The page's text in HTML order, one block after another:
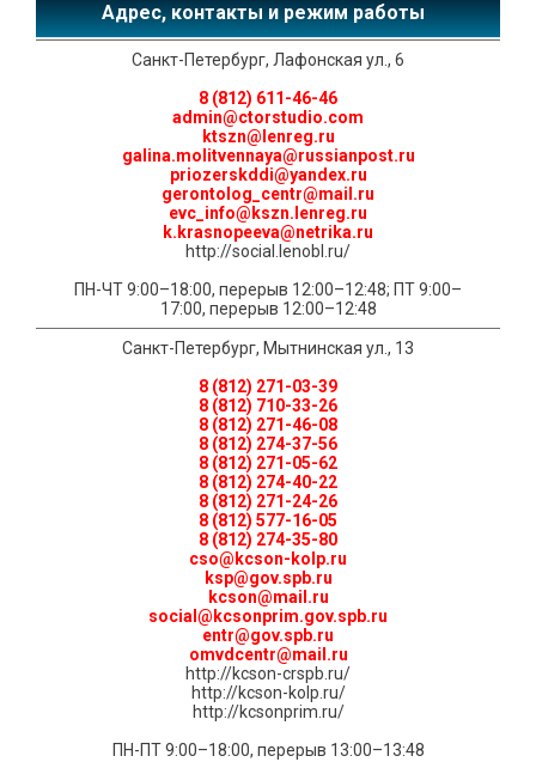
Адрес
Санкт-Петербург, Лафонская ул., 6
8 (812) 611-46-46
admin@ctorstudio.com
ktszn@lenreg.ru
galina.molitvennaya@russianpost.ru
priozerskddi@yandex.ru
gerontolog_centr@mail.ru
evc_info@kszn.lenreg.ru
k.krasnopeeva@netrika.ru
http://social.lenobl.ru/
ПН-ЧТ 9:00–18:00, перерыв 12:00–12:48; ПТ 9:00–
17:00, перерыв 12:00–12:48
Санкт-Петербург, Мытнинская ул., 13
8 (812) 271-03-39
8 (812) 710-33-26
8 (812) 271-46-08
8 (812) 274-37-56
8 (812) 271-05-62
8 (812) 274-40-22
8 (812) 271-24-26
8 (812) 577-16-05
8 (812) 274-35-80
cso@kcson-kolp.ru
ksp@gov.spb.ru
kcson@mail.ru
social@kcsonprim.gov.spb.ru
entr@gov.spb.ru
omvdcentr@mail.ru
http://kcson-crspb.ru/
http://kcson-kolp.ru/
http://kcsonprim.ru/
ПН-ПТ 9:00–18:00, перерыв 13:00–13:48